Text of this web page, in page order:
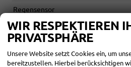
Regensensor
Reparaturset bei Reifenpanne
Rücksitzbank teilbar 60/40
Sitzheizung vorn
WIR RESPEKTIEREN
PRIVATSPHÄRE
Unsere Website setzt Cookies ein, um
bereitzustellen. Hierbei berücksichtigen